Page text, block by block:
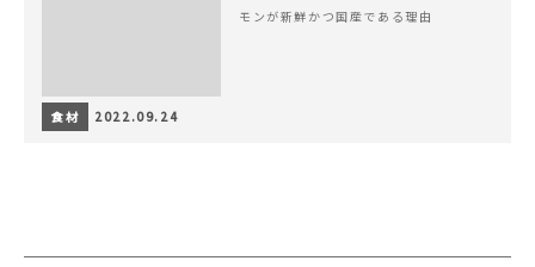
モンが新鮮かつ国産である理由
食材 2022.09.24